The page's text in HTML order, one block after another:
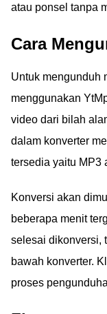
atau ponsel tanpa
Cara
Untuk mengunduh
menggunakan
video dari bilah
dalam konverter
tersedia yaitu MP3
Konversi akan
beberapa menit
selesai dikonversi,
bawah konverter.
proses